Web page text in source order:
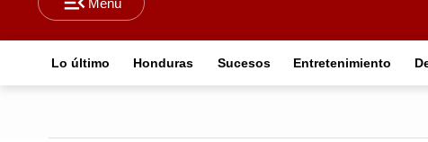
Lo último Honduras Sucesos Entretenimiento